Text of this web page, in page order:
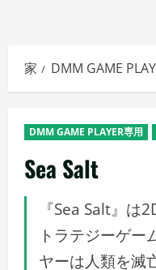
家 DMM GAME
DMM GAME PLAYER専用
Sea Salt
『Sea Salt』は
トラテジーゲー
ヤーは人類を滅